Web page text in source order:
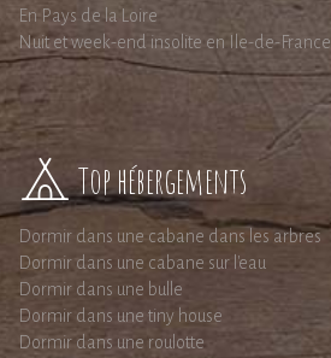
En Pays de la Loire
Nuit et week-end insolite en Ile-de-France
Top hébergements
Dormir dans une cabane dans les arbres
Dormir dans une cabane sur l'eau
Dormir dans une bulle
Dormir dans une tiny house
Dormir dans une roulotte